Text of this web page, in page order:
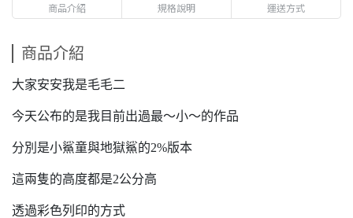
商品介紹 規格說明 運送方式
商品介紹
大家安安我是毛毛二
今天公布的是我目前出過最～小～的作品
分別是小鯊童與地獄鯊的2%版本
這兩隻的高度都是2公分高
透過彩色列印的方式